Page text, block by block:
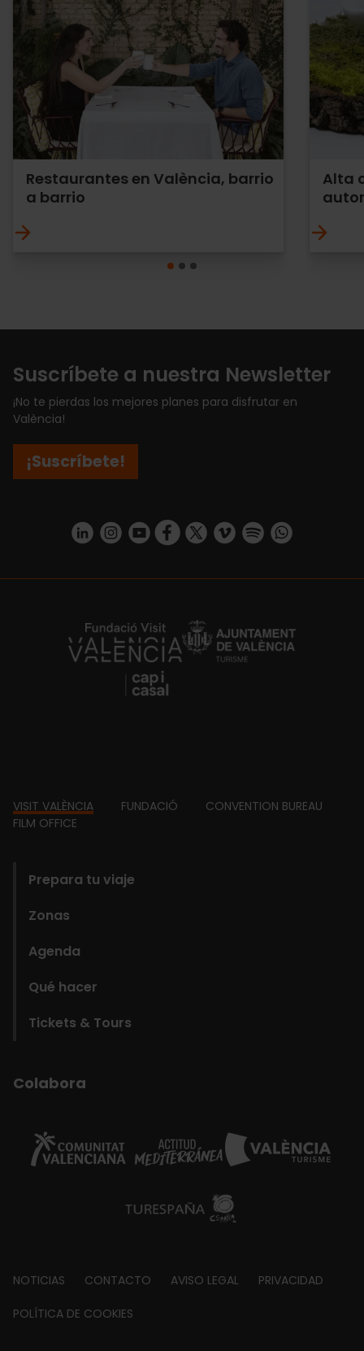
Restaurantes en València, barrio
a barrio
Alta
autor
Suscríbete a nuestra Newsletter
¡No te pierdas los mejores planes para disfrutar en
València!
¡Suscríbete!
https://www.linkedin.com/company/turismo-valencia/mycompany/
https://www.instagram.com/visit_valencia/
https://www.youtube.com/user/
https://www.facebook.com/
https://twitter.com/
https://vimeo.com/
https://https://api.whatsapp.com/
https://fundacion.visitvalencia.com/
Footer
VISIT VALÈNCIA FUNDACIÓ
CONVENTION BUREAU
FILM OFFICE
Prepara tu viaje
Zonas
Agenda
Qué hacer
Tickets & Tours
Colabora
Footer
about
NOTICIAS CONTACTO AVISO LEGAL PRIVACIDAD
POLÍTICA DE COOKIES